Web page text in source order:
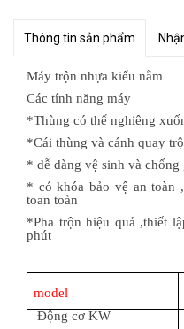
Thông tin sản phẩm
Máy trộn nhựa kiểu nằm
Các tính năng máy
*Thùng có thể nghiêng
*Cái thùng và cánh quay
* dễ dàng vệ sinh và chống
* có khóa bảo vệ an toàn
toan toàn
*Pha trộn hiệu quả ,thiết
phút
model
Động cơ KW